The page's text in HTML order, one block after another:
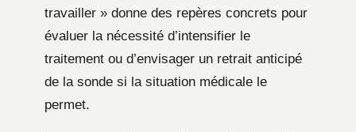
travailler » donne des repères concrets pour
évaluer la nécessité d’intensifier le
traitement ou d’envisager un retrait anticipé
de la sonde si la situation médicale le
permet.